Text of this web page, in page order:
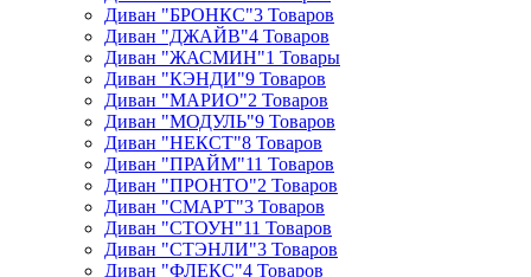
Диван "БРОНКС"3 Товаров
Диван "ДЖАЙВ"4 Товаров
Диван "ЖАСМИН"1 Товары
Диван "КЭНДИ"9 Товаров
Диван "МАРИО"2 Товаров
Диван "МОДУЛЬ"9 Товаров
Диван "НЕКСТ"8 Товаров
Диван "ПРАЙМ"11 Товаров
Диван "ПРОНТО"2 Товаров
Диван "СМАРТ"3 Товаров
Диван "СТОУН"11 Товаров
Диван "СТЭНЛИ"3 Товаров
Диван "ФЛЕКС"4 Товаров